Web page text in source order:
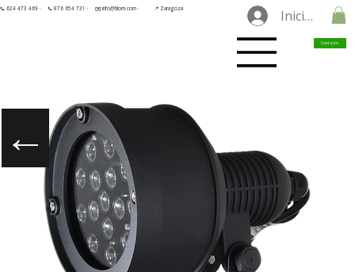
📞 624 473 469 · 📞 876 654 731 · ✉️ info@tilorn.com · 📍 Zaragoza Iniciar
Contacto
←